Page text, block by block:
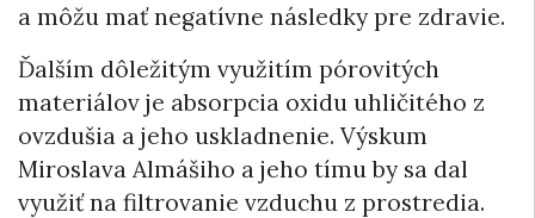
a môžu mať negatívne následky pre zdravie.
Ďalším dôležitým využitím pórovitých
materiálov je absorpcia oxidu uhličitého z
ovzdušia a jeho uskladnenie. Výskum
Miroslava Almášiho a jeho tímu by sa dal
využiť na filtrovanie vzduchu z prostredia.